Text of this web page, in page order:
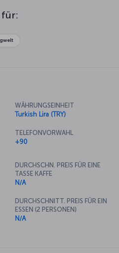
WÄHRUNGSEINHEIT
Turkish Lira (TRY)
TELEFONVORWAHL
+90
DURCHSCHN. PREIS FÜR EINE
TASSE KAFFE
N/A
DURCHSCHNITT. PREIS FÜR EIN
ESSEN (2 PERSONEN)
N/A